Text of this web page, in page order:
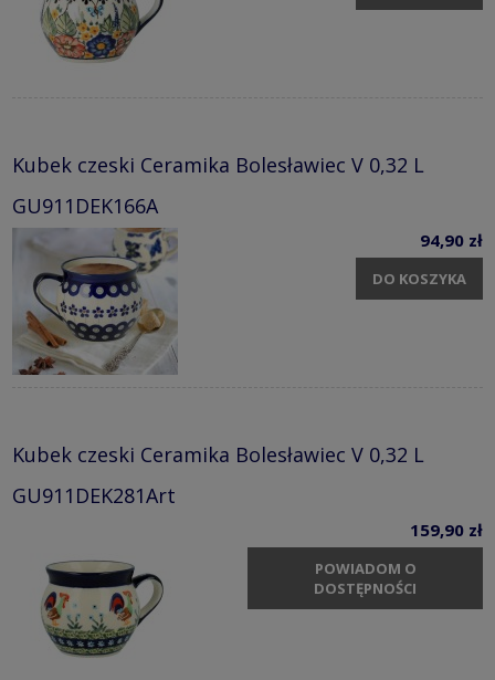
Kubek czeski Ceramika Bolesławiec V 0,32 L
GU911DEK166A
94,90 zł
DO KOSZYKA
Kubek czeski Ceramika Bolesławiec V 0,32 L
GU911DEK281Art
159,90 zł
POWIADOM O
DOSTĘPNOŚCI